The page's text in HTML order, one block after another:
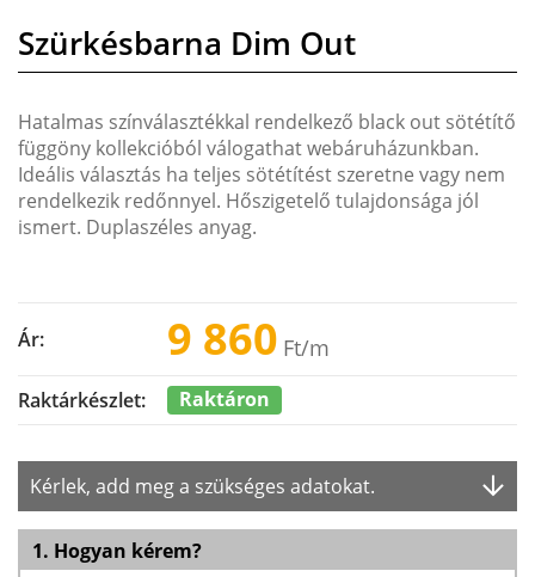
Szürkésbarna Dim Out
Hatalmas színválasztékkal rendelkező black out sötétítő
függöny kollekcióból válogathat webáruházunkban.
Ideális választás ha teljes sötétítést szeretne vagy nem
rendelkezik redőnnyel. Hőszigetelő tulajdonsága jól
ismert. Duplaszéles anyag.
Ár: 9 860 Ft/m
Raktárkészlet: Raktáron
Kérlek, add meg a szükséges adatokat.
1. Hogyan kérem?